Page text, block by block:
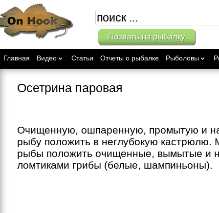
Позвать на рыбалку
Главная Видео Статьи Отчеты о рыбалке Рыболовы
Осетрина паровая
Очищенную, ошпаренную, промытую и
рыбу положить в неглубокую кастрюлю.
рыбы положить очищенные, вымытые и
ломтиками грибы (белые, шампиньоны).